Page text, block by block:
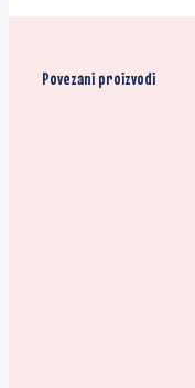
Povezani proizvodi